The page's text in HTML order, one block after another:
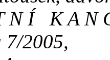
N Í K A N
7/2005,